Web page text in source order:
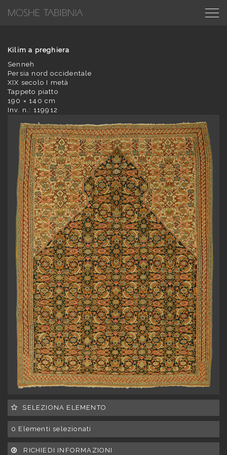
Kilim a preghiera
Senneh
Persia nord occidentale
XIX secolo I metà
Tappeto piatto
190 × 140 cm
Inv. n.: 119912
SELEZIONA ELEMENTO
0 Elementi selezionati
RICHIEDI INFORMAZIONI